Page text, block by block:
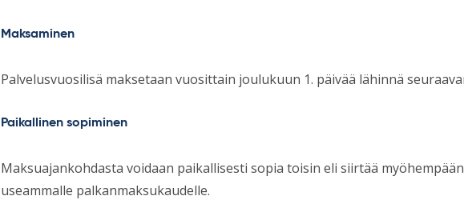
Maksaminen
Palvelusvuosilisä maksetaan vuosittain joulukuun 1. päivää lähinnä
Paikallinen sopiminen
Maksuajankohdasta voidaan paikallisesti sopia toisin eli siirtää
useammalle palkanmaksukaudelle.